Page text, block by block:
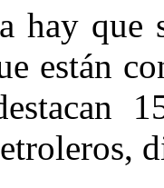
hay
están